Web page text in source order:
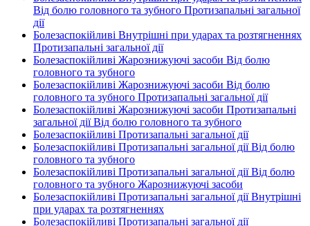
Від болю головного та зубного Протизапальні загальної
дії
Болезаспокійливі Внутрішні при ударах та розтягненнях
Протизапальні загальної дії
Болезаспокійливі Жарознижуючі засоби Від болю
головного та зубного
Болезаспокійливі Жарознижуючі засоби Від болю
головного та зубного Протизапальні загальної дії
Болезаспокійливі Жарознижуючі засоби Протизапальні
загальної дії Від болю головного та зубного
Болезаспокійливі Протизапальні загальної дії
Болезаспокійливі Протизапальні загальної дії Від болю
головного та зубного
Болезаспокійливі Протизапальні загальної дії Від болю
головного та зубного Жарознижуючі засоби
Болезаспокійливі Протизапальні загальної дії Внутрішні
при ударах та розтягненнях
Болезаспокійливі Протизапальні загальної дії